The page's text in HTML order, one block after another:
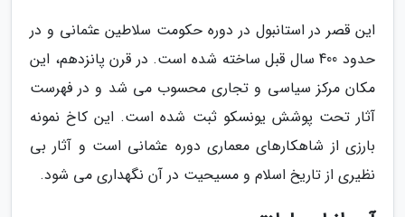
این قصر در استانبول در دوره حکومت سلاطین عثمانی و در
حدود 400 سال قبل ساخته شده است. در قرن پانزدهم، این
مکان مرکز سیاسی و تجاری محسوب می شد و در فهرست
آثار تحت پوشش یونسکو ثبت شده است. این کاخ نمونه
بارزی از شاهکارهای معماری دوره عثمانی است و آثار بی
نظیری از تاریخ اسلام و مسیحیت در آن نگهداری می شود.